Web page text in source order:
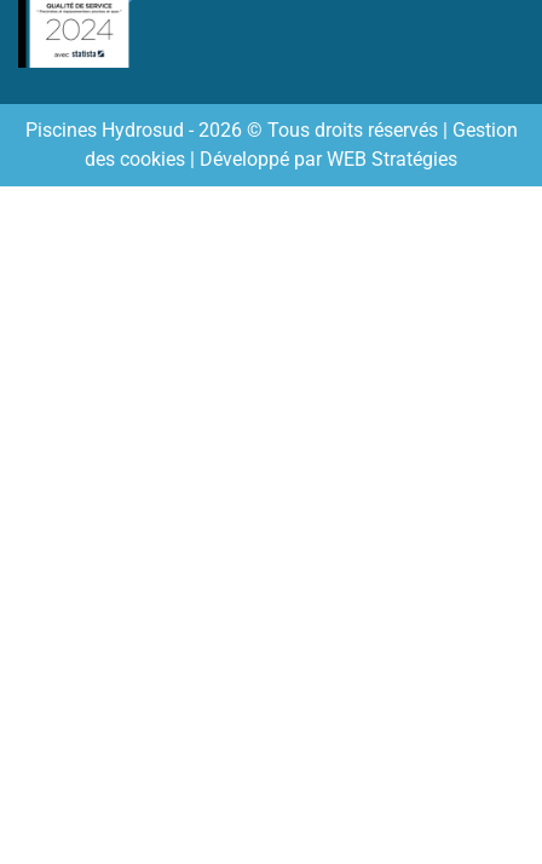
Piscines Hydrosud - 2026 © Tous droits réservés | Gestion
des cookies | Développé parWEB Stratégies